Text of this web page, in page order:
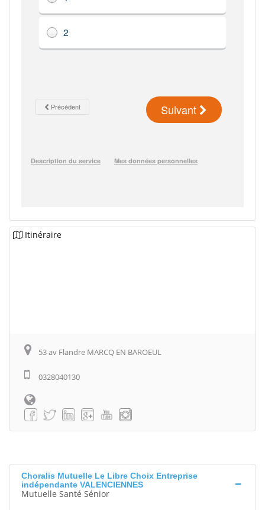
Itinéraire
53 av Flandre MARCQ EN BAROEUL
0328040130
Choralis Mutuelle Le Libre Choix Entreprise
indépendante VALENCIENNES
Mutuelle Santé Sénior